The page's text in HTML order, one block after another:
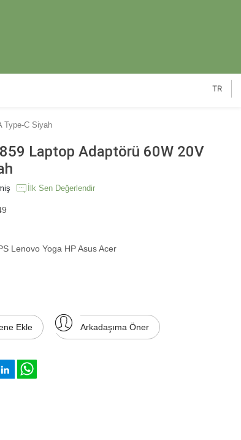
TR
Type-C Siyah
Laptop Adaptörü 60W 20V
İlk Sen Değerlendir
Lenovo Yoga HP Asus Acer
Ekle Arkadaşıma Öner